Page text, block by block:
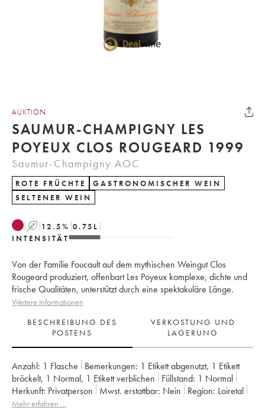
AUKTION
SAUMUR-CHAMPIGNY LES
POYEUX CLOS ROUGEARD 1999
Saumur-Champigny AOC
ROTE FRÜCHTE
GASTRONOMISCHER WEIN
SELTENER WEIN
A 12.5% 0.75 L
INTENSITÄT
Von der Familie Foucault auf dem mythischen Weingut Clos
Rougeard produziert, offenbart Les Poyeux komplexe, dichte und
frische Qualitäten, unterstützt durch eine spektakuläre Länge.
Weitere Informationen
BESCHREIBUNG DES
POSTENS
VERKOSTUNG UND
LAGERUNG
Anzahl: 1 Flasche Bemerkungen: 1 Etikett abgenutzt, 1 Etikett
bröckelt, 1 Normal, 1 Etikett verblichen Füllstand: 1 Normal
Herkunft:
privatperson Mwst. erstattbar: nein Region: Loiretal
Appellation: Saumur-Champigny
Mehr erfahren …